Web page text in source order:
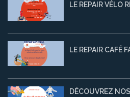
LE REPAIR VÉLO
LE REPAIR CAFÉ
DÉCOUVREZ